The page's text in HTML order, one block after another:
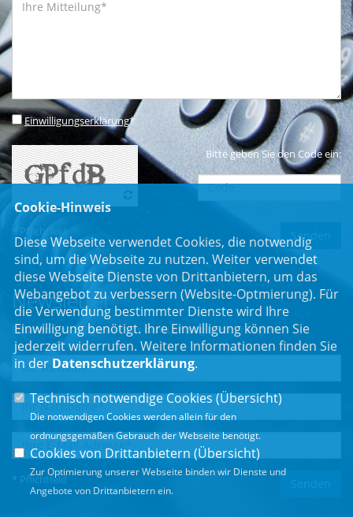
Einwilligungserklärung*
Bitte geben Sie den Code ein:
* Pflichtfeld
Newsletter
Erhalten Sie Neuigkeiten aus dem Landtag und der Region.
* Pflichtfeld
Cookie-Hinweis
Diese Webseite verwendet Cookies, die notwendig
sind, um die Webseite zu nutzen. Weiter verwendet
diese Webseite Dienste von Drittanbietern, um das
Webangebot zu verbessern (Website-Optmierung). Für
die Verwendung bestimmter Dienste wird Ihre
Einwilligung benötigt. Ihre Einwilligung können Sie
jederzeit widerrufen. Weitere Informationen finden Sie
in der Datenschutzerklärung.
Technisch notwendige Cookies (Übersicht)
Die notwendigen Cookies werden allein für den
ordnungsgemäßen Gebrauch der Webseite benötigt.
Cookies von Drittanbietern (Übersicht)
Zur Optimierung unserer Webseite binden wir Dienste und
Angebote von Drittanbietern ein.